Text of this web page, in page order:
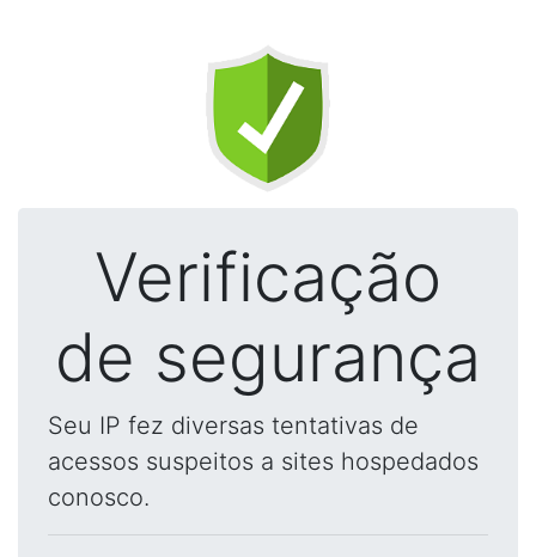
Verificação
de segurança
Seu IP fez diversas tentativas de
acessos suspeitos a sites hospedados
conosco.